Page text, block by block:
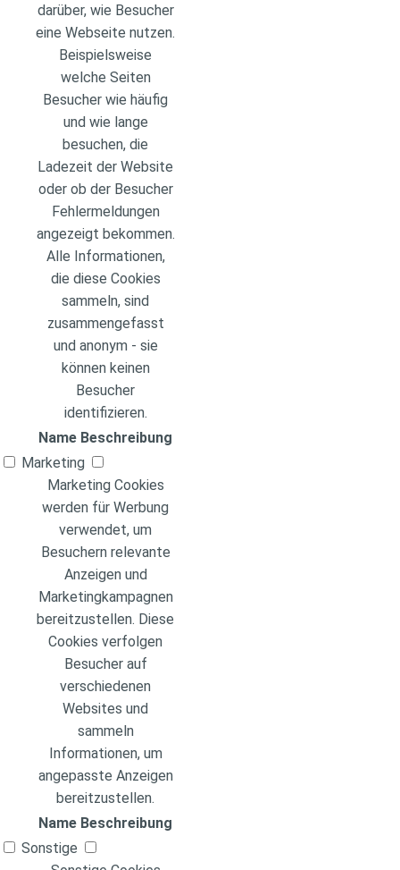
darüber, wie Besucher
eine Webseite nutzen.
Beispielsweise
welche Seiten
Besucher wie häufig
und wie lange
besuchen, die
Ladezeit der Website
oder ob der Besucher
Fehlermeldungen
angezeigt bekommen.
Alle Informationen,
die diese Cookies
sammeln, sind
zusammengefasst
und anonym - sie
können keinen
Besucher
identifizieren.
Name Beschreibung
Marketing
Marketing Cookies
werden für Werbung
verwendet, um
Besuchern relevante
Anzeigen und
Marketingkampagnen
bereitzustellen. Diese
Cookies verfolgen
Besucher auf
verschiedenen
Websites und
sammeln
Informationen, um
angepasste Anzeigen
bereitzustellen.
Name Beschreibung
Sonstige